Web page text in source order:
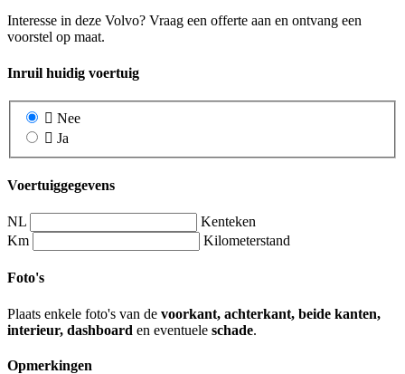
Interesse in deze Volvo? Vraag een offerte aan en ontvang een
voorstel op maat.
Inruil huidig voertuig
Nee
Ja
Voertuiggegevens
NL
Kenteken
Km
Kilometerstand
Foto's
Plaats enkele foto's van de voorkant, achterkant, beide kanten,
interieur, dashboard en eventuele schade.
Opmerkingen